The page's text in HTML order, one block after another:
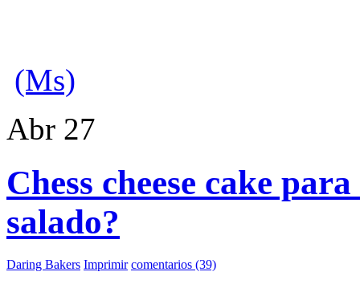
(Ms)
Abr 27
Chess cheese cake
salado?
Daring Bakers Imprimir comentarios (39)